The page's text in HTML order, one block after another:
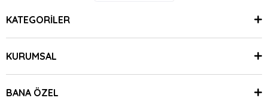
KATEGORİLER
KURUMSAL
BANA ÖZEL